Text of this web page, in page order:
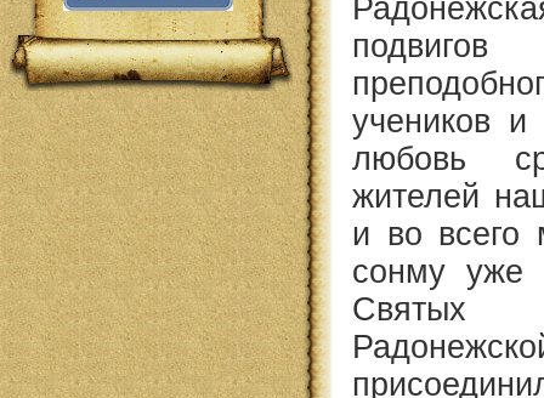
учеников и
любовь
жителей
и во
сонму уже
Святых